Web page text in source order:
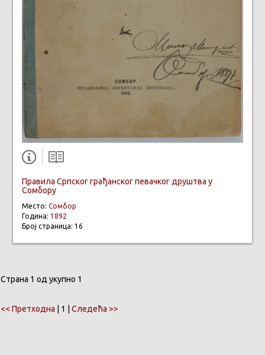
Правила Српског грађанског певачког друштва у
Сомбору
Место: Сомбор
Година: 1892
Број страница: 16
Страна 1 од укупно 1
<< Претходна | 1 | Следећа >>